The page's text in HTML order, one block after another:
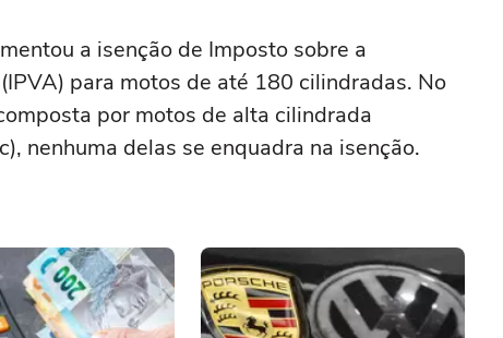
a isenção de Imposto sobre a
para motos de até 180 cilindradas. No
por motos de alta cilindrada
nenhuma delas se enquadra na isenção.